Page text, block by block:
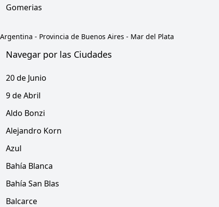
Gomerias
Argentina - Provincia de Buenos Aires - Mar del Plata
Navegar por las Ciudades
20 de Junio
9 de Abril
Aldo Bonzi
Alejandro Korn
Azul
Bahía Blanca
Bahía San Blas
Balcarce